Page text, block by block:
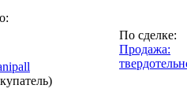
По сделке:
Продажа: